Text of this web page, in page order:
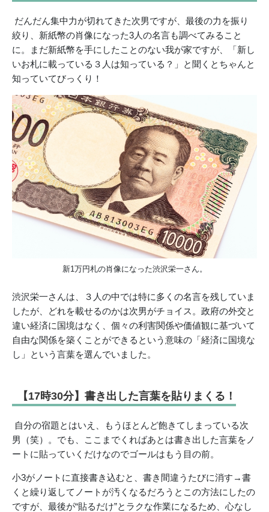
だんだん集中力が切れてきた次男ですが、最後の力を振り
絞り、新紙幣の肖像になった3人の名言も調べてみること
に。まだ新紙幣を手にしたことのない我が家ですが、「新し
いお札に載っている３人は知っている？」と聞くとちゃんと
知っていてびっくり！
新1万円札の肖像になった渋沢栄一さん。
渋沢栄一さんは、３人の中では特に多くの名言を残していま
したが、どれを載せるのかは次男がチョイス。政府の外交と
違い経済に国境はなく、個々の利害関係や価値観に基づいて
自由な関係を築くことができるという意味の「経済に国境な
し」という言葉を選んでいました。
【17時30分】書き出した言葉を貼りまくる！
自分の宿題とはいえ、もうほとんど飽きてしまっている次
男（笑）。でも、ここまでくればあとは書き出した言葉をノ
ートに貼っていくだけなのでゴールはもう目の前。
小3がノートに直接書き込むと、書き間違うたびに消す→書
くと繰り返してノートが汚くなるだろうとこの方法にしたの
ですが、最後が“貼るだけ”とラクな作業になるため、心なし